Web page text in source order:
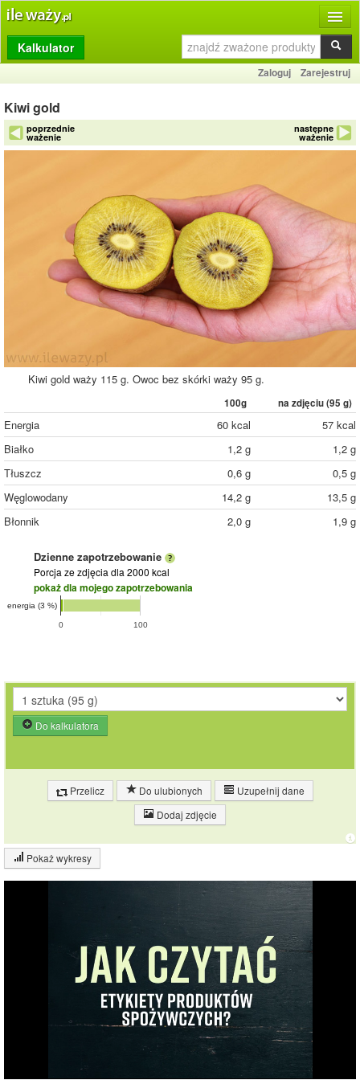
Produkty
Dziennik
Przelicznik
Porównywarka
O stronie
Kontakt
Kalkulator
Zaloguj Zarejestruj
Kiwi gold
poprzednie
ważenie
następne
ważenie
Kiwi gold waży 115 g. Owoc bez skórki waży 95 g.
100g na zdjęciu (95 g)
Energia 60 kcal
57 kcal
Białko
1,2 g
1,2 g
Tłuszcz
0,6 g
0,5 g
Węglowodany
14,2 g
13,5 g
Błonnik
2,0 g 1,9 g
Dzienne zapotrzebowanie
Porcja ze zdjęcia dla 2000 kcal
pokaż dla mojego zapotrzebowania
0 100
energia (3 %)
Do kalkulatora
Przelicz Do ulubionych
Uzupełnij dane
Dodaj zdjęcie
Pokaż wykresy
Wykres składu produktu
Pozostałe (84%)